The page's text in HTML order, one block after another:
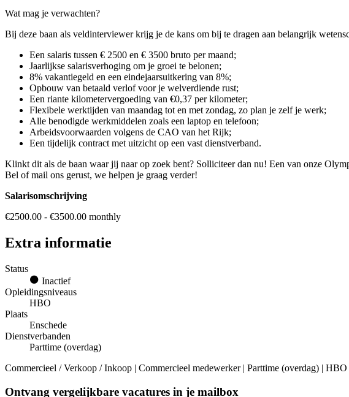
Wat mag je verwachten?
Bij deze baan als veldinterviewer krijg je de kans om bij te dragen aan belangrijk
Een salaris tussen € 2500 en € 3500 bruto per maand;
Jaarlijkse salarisverhoging om je groei te belonen;
8% vakantiegeld en een eindejaarsuitkering van 8%;
Opbouw van betaald verlof voor je welverdiende rust;
Een riante kilometervergoeding van €0,37 per kilometer;
Flexibele werktijden van maandag tot en met zondag, zo plan je zelf je werk;
Alle benodigde werkmiddelen zoals een laptop en telefoon;
Arbeidsvoorwaarden volgens de CAO van het Rijk;
Een tijdelijk contract met uitzicht op een vast dienstverband.
Klinkt dit als de baan waar jij naar op zoek bent? Solliciteer dan nu! Een van onze
Bel of mail ons gerust, we helpen je graag verder!
Salarisomschrijving
€2500.00 - €3500.00 monthly
Extra informatie
Status
Inactief
Opleidingsniveaus
HBO
Plaats
Enschede
Dienstverbanden
Parttime (overdag)
Commercieel / Verkoop / Inkoop | Commercieel medewerker | Parttime (overdag) | HBO
Ontvang vergelijkbare vacatures in je mailbox